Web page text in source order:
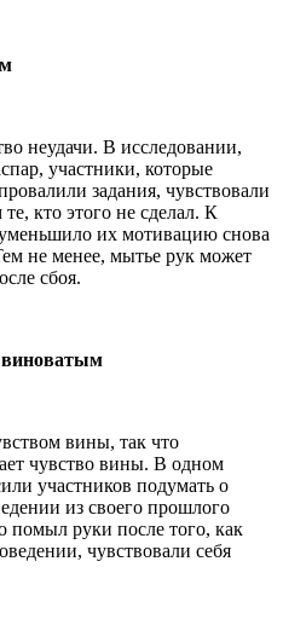
неудачи. В исследовании,
участники, которые
задания, чувствовали
кто этого не сделал. К
их мотивацию снова
не менее, мытье рук может
сбоя.
виноватым
вины, так что
чувство вины. В одном
участников подумать о
из своего прошлого
помыл руки после того, как
чувствовали себя